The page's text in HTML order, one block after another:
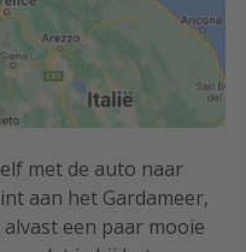
met de auto naar
aan het Gardameer,
een paar mooie